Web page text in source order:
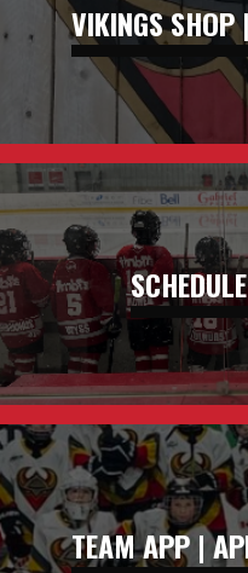
VIKINGS SHOP
TEAM APP |